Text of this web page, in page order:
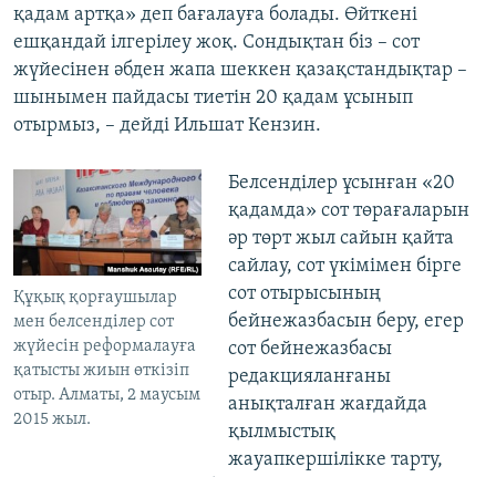
қадам артқа» деп бағалауға болады. Өйткені
ешқандай ілгерілеу жоқ. Сондықтан біз – сот
жүйесінен әбден жапа шеккен қазақстандықтар –
шынымен пайдасы тиетін 20 қадам ұсынып
отырмыз, – дейді Ильшат Кензин.
Құқық қорғаушылар
мен белсенділер сот
жүйесін реформалауға
қатысты жиын өткізіп
отыр. Алматы, 2 маусым
2015 жыл.
Белсенділер ұсынған «20
қадамда» сот төрағаларын
әр төрт жыл сайын қайта
сайлау, сот үкімімен бірге
сот отырысының
бейнежазбасын беру, егер
сот бейнежазбасы
редакцияланғаны
анықталған жағдайда
қылмыстық
жауапкершілікке тарту,